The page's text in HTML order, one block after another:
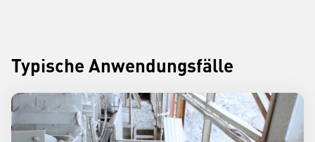
Typische Anwendungsfälle